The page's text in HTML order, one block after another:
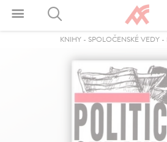
KNIHY - SPOLOČENSKÉ VEDY -